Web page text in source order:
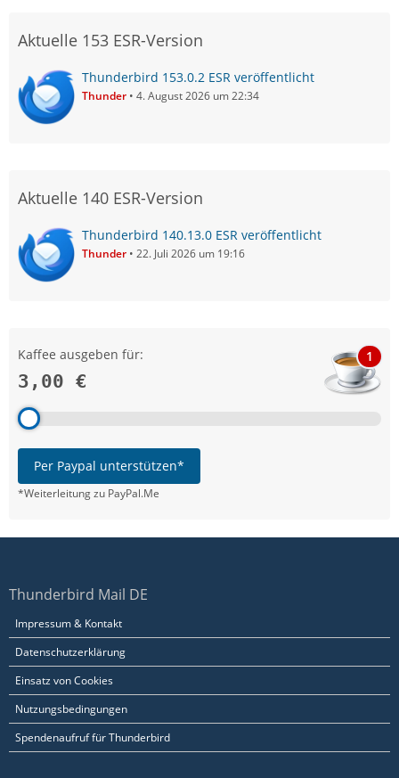
Aktuelle 153 ESR-Version
Thunderbird 153.0.2 ESR veröffentlicht
Thunder 4. August 2026 um 22:34
Aktuelle 140 ESR-Version
Thunderbird 140.13.0 ESR veröffentlicht
Thunder 22. Juli 2026 um 19:16
Kaffee ausgeben für:
3,00 €
1
Per Paypal unterstützen*
*Weiterleitung zu PayPal.Me
Thunderbird Mail DE
Impressum & Kontakt
Datenschutzerklärung
Einsatz von Cookies
Nutzungsbedingungen
Spendenaufruf für Thunderbird